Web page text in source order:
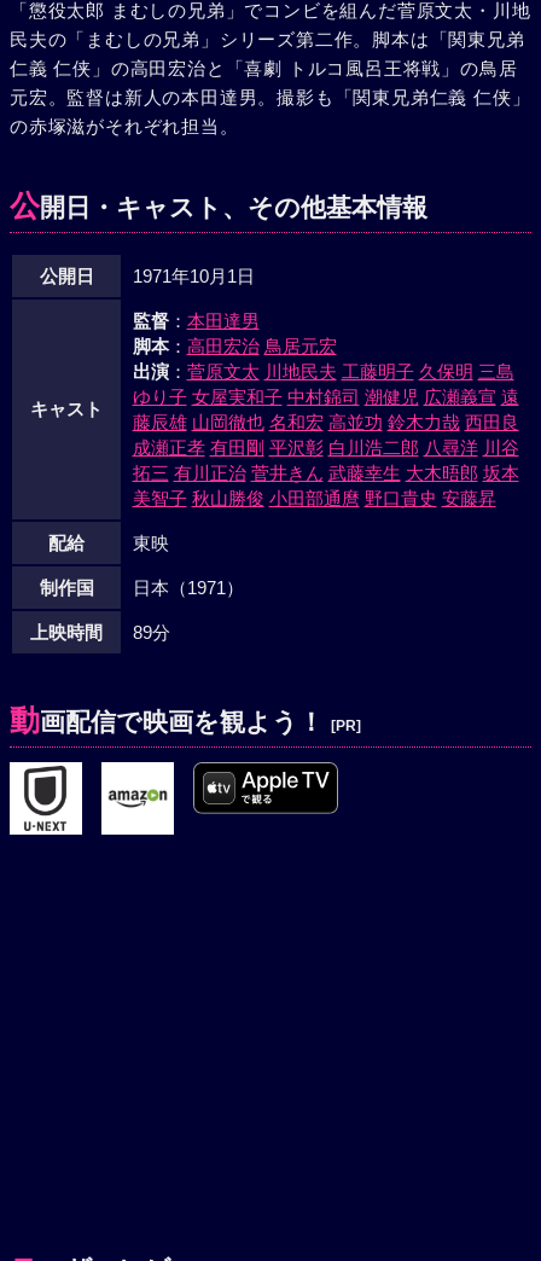
「懲役太郎 まむしの兄弟」でコンビを組んだ菅原文太・川地
民夫の「まむしの兄弟」シリーズ第二作。脚本は「関東兄弟
仁義 仁侠」の高田宏治と「喜劇 トルコ風呂王将戦」の鳥居
元宏。監督は新人の本田達男。撮影も「関東兄弟仁義 仁侠」
の赤塚滋がそれぞれ担当。
公開日・キャスト、その他基本情報
公開日 1971年10月1日
キャスト
監督： 本田達男
脚本： 高田宏治 鳥居元宏
出演： 菅原文太 川地民夫 工藤明子 久保明 三島
ゆり子 女屋実和子 中村錦司 潮健児 広瀬義宣 遠
藤辰雄 山岡徹也 名和宏 高並功 鈴木力哉 西田良
成瀬正孝 有田剛 平沢彰 白川浩二郎 八尋洋 川谷
拓三 有川正治 菅井きん 武藤幸生 大木晤郎 坂本
美智子 秋山勝俊 小田部通麿 野口貴史 安藤昇
配給 東映
制作国 日本（1971）
上映時間 89分
動画配信で映画を観よう！ [PR]